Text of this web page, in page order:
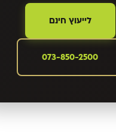
לייעוץ חינם
073-850-2500